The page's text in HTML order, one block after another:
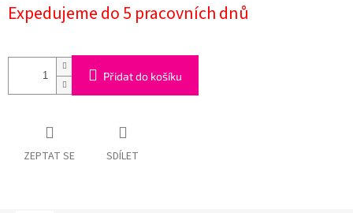
cena:
Expedujeme do 5 pracovních dnů
Přidat do košíku
ZEPTAT SE SDÍLET